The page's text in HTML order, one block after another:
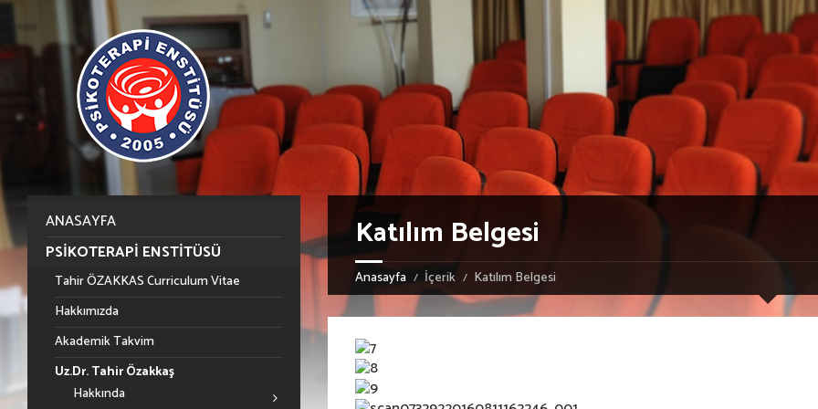
Katılım Belgesi
Anasayfa İçerik Katılım Belgesi
ANASAYFA
PSIKOTERAPI ENSTITÜSÜ
Tahir ÖZAKKAS Curriculum Vitae
Hakkımızda
Akademik Takvim
Uz.Dr. Tahir Özakkaş
Hakkında